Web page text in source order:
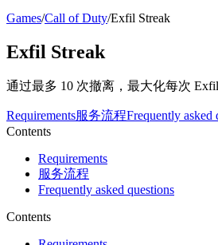
Games/Call of Duty/Exfil Streak
Exfil Streak
通过最多 10 次撤离，最大化每次 Exfil
Requirements服务流程Frequently asked
Contents
Requirements
服务流程
Frequently asked questions
Contents